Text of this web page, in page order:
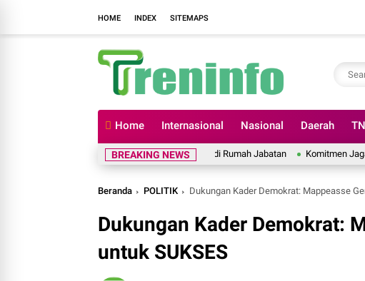
HOME INDEX SITEMAPS
Home Internasional Nasional Daerah
BREAKING NEWS
Sambut Kunjungan Kapolres Baru di Rumah Jabatan Komitmen Jaga
Beranda POLITIK Dukungan Kader Demokrat: Mappeasse
Dukungan Kader Demokrat:
untuk SUKSES